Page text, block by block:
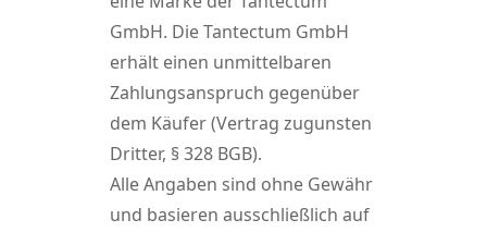
GmbH. Die Tantectum GmbH
erhält einen unmittelbaren
Zahlungsanspruch gegenüber
dem Käufer (Vertrag zugunsten
Dritter, § 328 BGB).
Alle Angaben sind ohne Gewähr
und basieren ausschließlich auf